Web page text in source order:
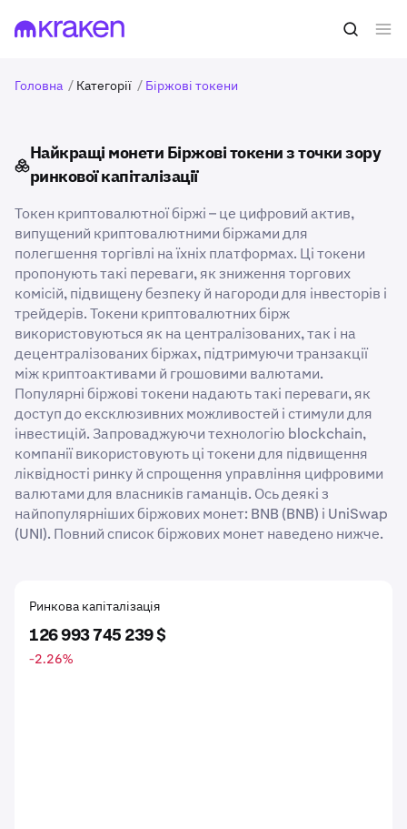
Головна / Категорії / Біржові токени
Найкращі монети Біржові токени з точки зору
ринкової капіталізації
Токен криптовалютної біржі – це цифровий актив,
випущений криптовалютними біржами для
полегшення торгівлі на їхніх платформах. Ці токени
пропонують такі переваги, як зниження торгових
комісій, підвищену безпеку й нагороди для інвесторів і
трейдерів. Токени криптовалютних бірж
використовуються як на централізованих, так і на
децентралізованих біржах, підтримуючи транзакції
між криптоактивами й грошовими валютами.
Популярні біржові токени надають такі переваги, як
доступ до ексклюзивних можливостей і стимули для
інвестицій. Запроваджуючи технологію blockchain,
компанії використовують ці токени для підвищення
ліквідності ринку й спрощення управління цифровими
валютами для власників гаманців. Ось деякі з
найпопулярніших біржових монет: BNB (BNB) і UniSwap
(UNI). Повний список біржових монет наведено нижче.
Ринкова капіталізація
126 993 745 239 $
-2.26%